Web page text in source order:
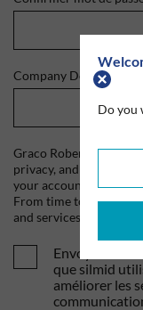
Do you
Company Domain
Graco Roberts is
privacy, and we'll only
your account and to
From time to time, we
and services, as well
Envoyez-moi
que silmid
améliorer les